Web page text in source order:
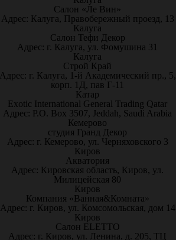
Салон «Ле Вин»
Адрес: Калуга, Правобережный проезд, 13
Калуга
Салон Тефи Декор
Адрес: г. Калуга, ул. Фомушина 31
Калуга
Строй Край
г. Калуга, 1-й Академический пр., 5,
корп. 1Д, пав Г-11
Катар
Exotic International General Trading Qatar
Адрес: P.O. Box 3507, Jeddah, Saudi Arabia
Кемерово
студия Гранд Декор
Адрес: г. Кемерово, ул. Черняховского 3
Киров
Акватория
Адрес: Кировская область, Киров, ул.
Милицейская 80
Киров
Компания «Ванная&Комната»
Адрес: г. Киров, ул. Комсомольская, дом 14
Киров
Салон ELETTO
Адрес: г. Киров, ул. Ленина, д. 205, ТЦ